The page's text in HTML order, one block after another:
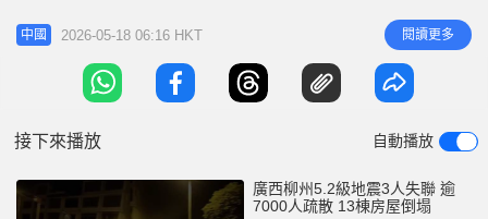
e
於18日凌晨0時21分發生，震央位於柳南區（北緯
24.38度、東經109.26度），震源深度8公里。其後附
近地區再先後發生5次2.2級至3.2級地震。 地震發生
後，柳州市抗震救災指揮部第一時間啟動緊急應變，
中國 2026-05-18 06:16 HKT 閱讀更多
接下來播放 自動播放
廣西柳州5.2級地震3人失聯 逾
7000人疏散 13棟房屋倒塌